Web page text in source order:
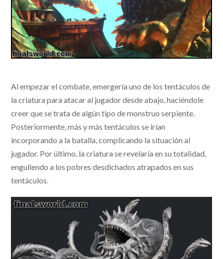
Al empezar el combate, emergería uno de los tentáculos de
la criatura para atacar al jugador desde abajo, haciéndole
creer que se trata de algún tipo de monstruo serpiente.
Posteriormente, más y más tentáculos se irían
incorporando a la batalla, complicando la situación al
jugador. Por último, la criatura se revelaría en su totalidad,
engullendo a los pobres desdichados atrapados en sus
tentáculos.